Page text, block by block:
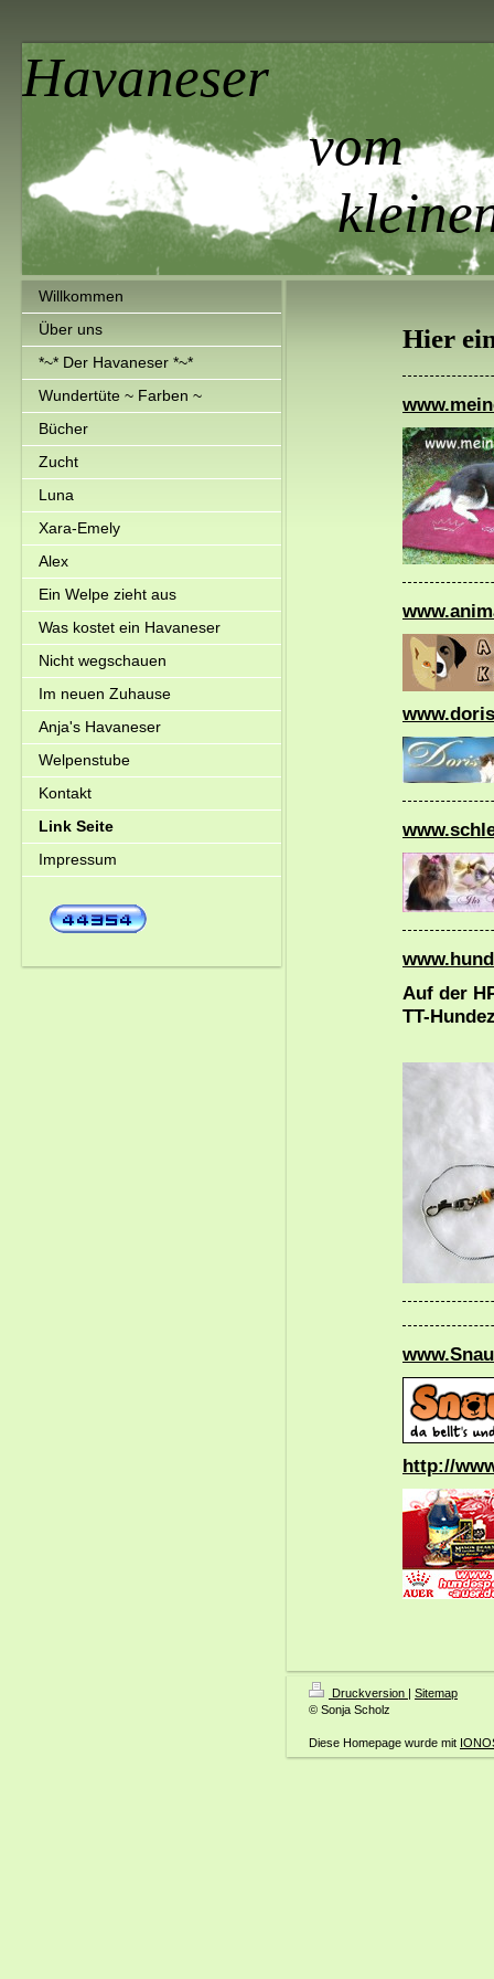
Havaneser
vom
kleinen
Willkommen
Über uns
*~* Der Havaneser *~*
Wundertüte ~ Farben ~
Bücher
Zucht
Luna
Xara-Emely
Alex
Ein Welpe zieht aus
Was kostet ein Havaneser
Nicht wegschauen
Im neuen Zuhause
Anja's Havaneser
Welpenstube
Kontakt
Link Seite
Impressum
Hier
Auf der
TT-
http://
Druckversion | Sitemap
© Sonja Scholz
Diese Homepage wurde mit